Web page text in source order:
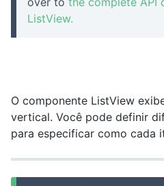
ListView.
O componente ListView
vertical. Você pode definir
para especificar como cada